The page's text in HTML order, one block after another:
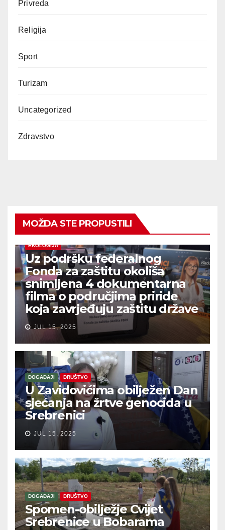
Privreda
Religija
Sport
Turizam
Uncategorized
Zdravstvo
MOŽDA STE PROPUSTILI
EKOLOGIJA
Uz podršku federalnog
Fonda za zaštitu okoliša
snimljena 4 dokumentarna
filma o područjima priride
koja zavrjeđuju zaštitu države
JUL 15, 2025
DOGAĐAJI DRUŠTVO
U Zavidovićima obilježen Dan
sjećanja na žrtve genocida u
Srebrenici
JUL 15, 2025
DOGAĐAJI DRUŠTVO
Spomen-obilježje Cvijet
Srebrenice u Bobarama